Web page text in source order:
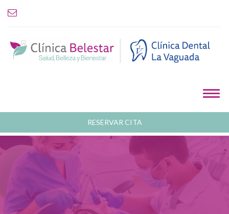
RESERVAR CITA